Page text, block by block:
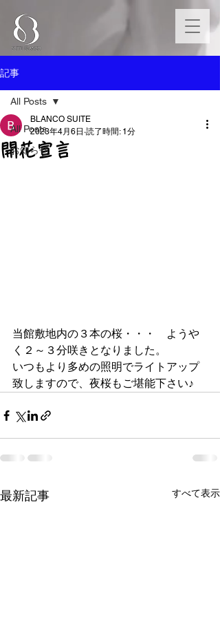
記事
All Posts
お知らせ
All Posts
開花宣言
BLANCO SUITE
2023年4月6日 読了時間: 1分
当館敷地内の３本の桜・・・　ようや
く２～３分咲きとなりました。
いつもより多めの照明でライトアップ
致しますので、夜桜もご堪能下さい♪
最新記事 すべて表示